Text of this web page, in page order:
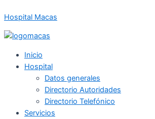
al
contenido
Hospital Macas
Inicio
Hospital
Datos generales
Directorio Autoridades
Directorio Telefónico
Servicios